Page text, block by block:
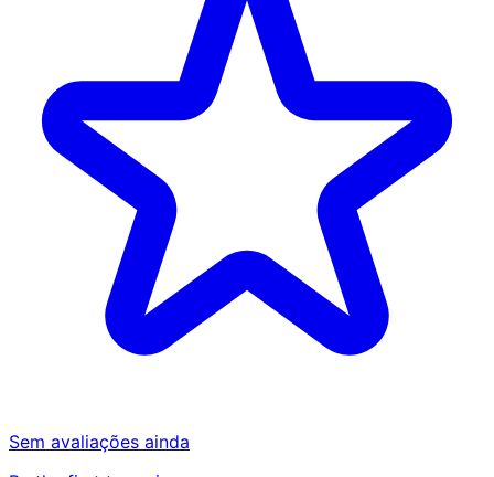
Sem avaliações ainda